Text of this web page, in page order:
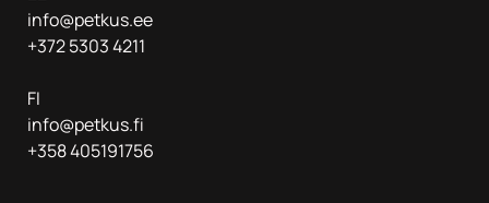
info@petkus.ee
+372 5303 4211
FI
info@petkus.fi
+358 405191756